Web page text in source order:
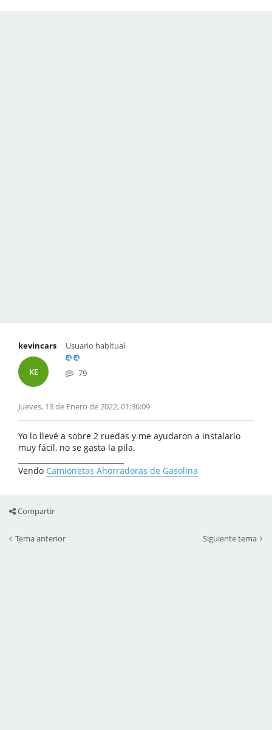
kevincars
KE
Usuario habitual
79
Jueves, 13 de Enero de 2022, 01:36:09
Yo lo llevé a sobre 2 ruedas y me ayudaron a instalarlo
muy fácil, no se gasta la pila.
Vendo Camionetas Ahorradoras de Gasolina
Compartir
Tema anterior Siguiente tema